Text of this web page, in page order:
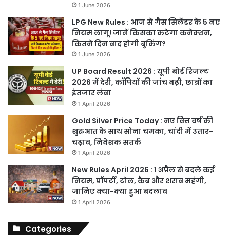
1 June 2026
LPG New Rules : आज से गैस सिलेंडर के 5 नए
नियम लागू! जानें किसका कटेगा कनेक्शन,
कितने दिन बाद होगी बुकिंग?
1 June 2026
UP Board Result 2026 : यूपी बोर्ड रिजल्ट
2026 में देरी, कॉपियों की जांच बढ़ी, छात्रों का
इंतजार लंबा
1 April 2026
Gold Silver Price Today : नए वित्त वर्ष की
शुरुआत के साथ सोना चमका, चांदी में उतार-
चढ़ाव, निवेशक सतर्क
1 April 2026
New Rules April 2026 : 1 अप्रैल से बदले कई
नियम, प्रॉपर्टी, टोल, कैब और शराब महंगी,
जानिए क्या-क्या हुआ बदलाव
1 April 2026
Categories